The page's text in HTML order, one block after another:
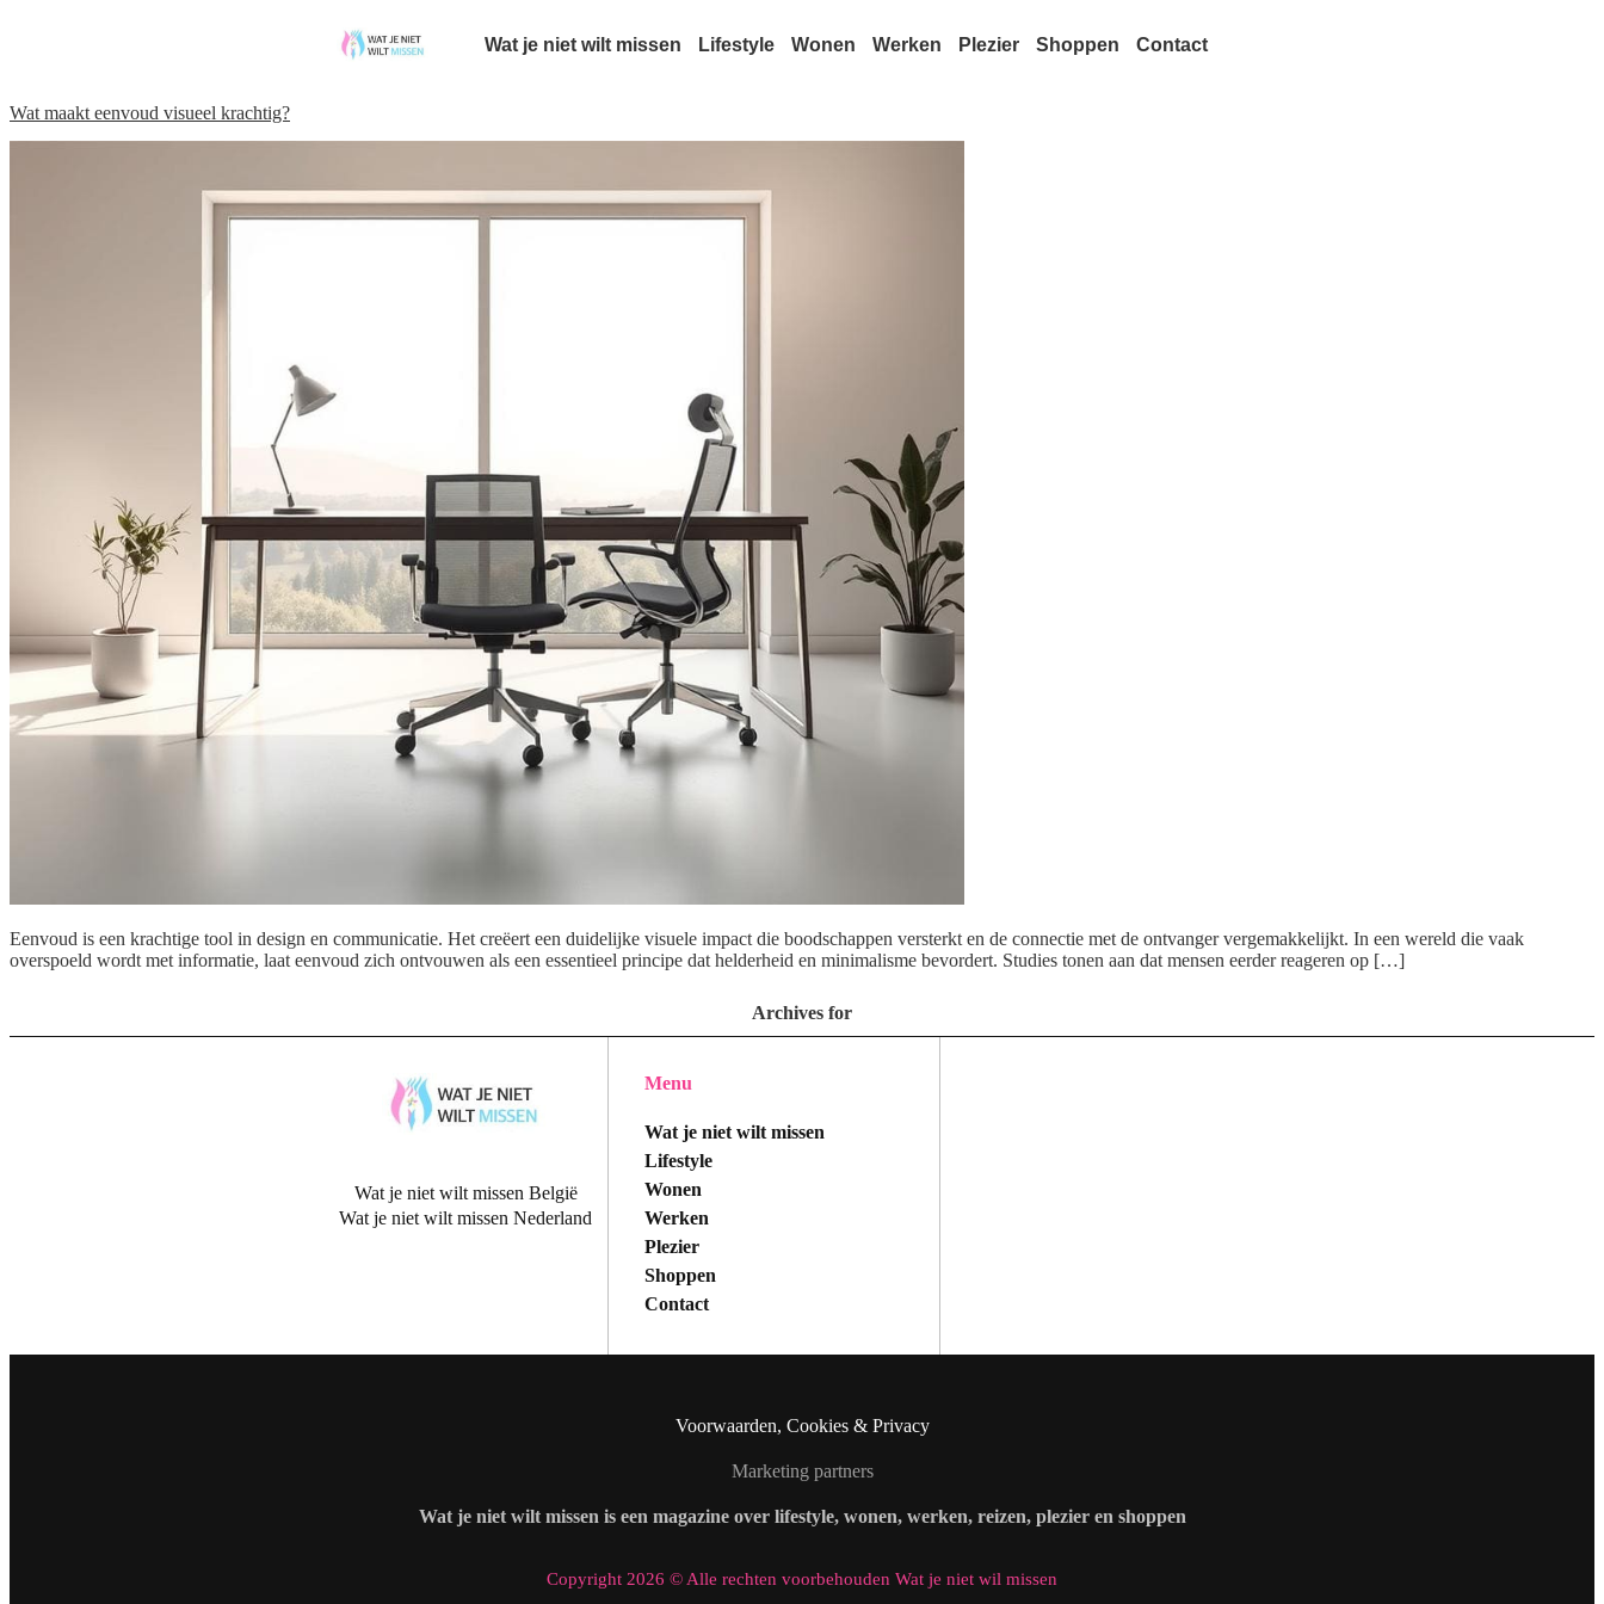
Wat je niet wilt missen Lifestyle Wonen Werken Plezier Shoppen Contact
Wat maakt eenvoud visueel krachtig?
Eenvoud is een krachtige tool in design en communicatie. Het creëert een duidelijke visuele impact die boodschappen versterkt en de connectie met de ontvanger vergemakkelijkt. In een wereld die vaak
overspoeld wordt met informatie, laat eenvoud zich ontvouwen als een essentieel principe dat helderheid en minimalisme bevordert. Studies tonen aan dat mensen eerder reageren op […]
Archives for
Wat je niet wilt missen België
Wat je niet wilt missen Nederland
Menu
Wat je niet wilt missen
Lifestyle
Wonen
Werken
Plezier
Shoppen
Contact
Voorwaarden, Cookies & Privacy
Marketing partners
Wat je niet wilt missen is een magazine over lifestyle, wonen, werken, reizen, plezier en shoppen
Copyright 2026 © Alle rechten voorbehouden Wat je niet wil missen